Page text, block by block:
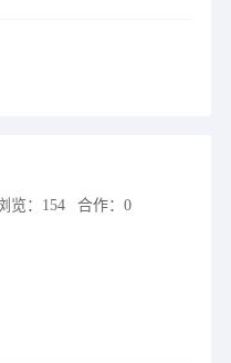
览： 154 合作： 0